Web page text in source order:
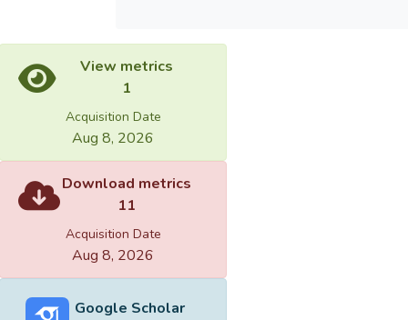
View metrics
1
Acquisition Date
Aug 8, 2026
Download metrics
11
Acquisition Date
Aug 8, 2026
Google Scholar